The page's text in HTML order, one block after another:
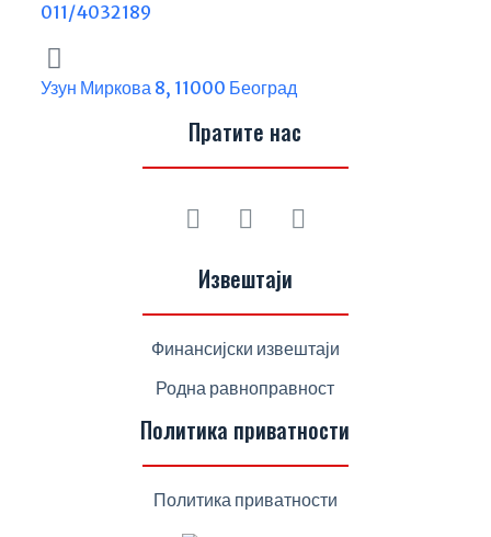
011/4032189
Узун Миркова 8, 11000 Београд
Пратите нас
Извештаји
Финансијски извештаји
Родна равноправност
Политика приватности
Политика приватности